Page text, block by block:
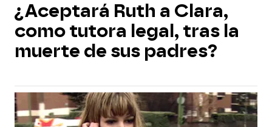
¿Aceptará Ruth a Clara,
como tutora legal, tras la
muerte de sus padres?